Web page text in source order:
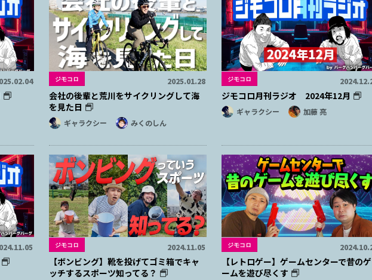
ジモコロ 2025.01.28
会社の後輩と荒川をサイクリングして海
を見た日
ギャラクシー みくのしん
ジモコロ
ジモコロ月刊ラジオ 2024年12月
ギャラクシー 加藤 亮
ジモコロ 2024.11.05
【ボンビング】靴を投げてゴミ箱でキャ
ッチするスポーツ知ってる？
ジモコロ
【レトロゲー】ゲームセンターで昔のゲ
ームを遊び尽くす